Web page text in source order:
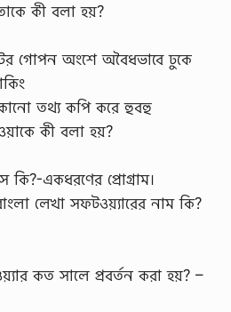
কী বলা হয়?
গোপন অংশে অবৈধভাবে ঢুকে
তথ্য কপি করে হুবহু
কী বলা হয়?
কি?-একধরণের প্রোগ্রাম।
লেখা সফটওয়্যারের নাম কি?
কত সালে প্রবর্তন করা হয়? –